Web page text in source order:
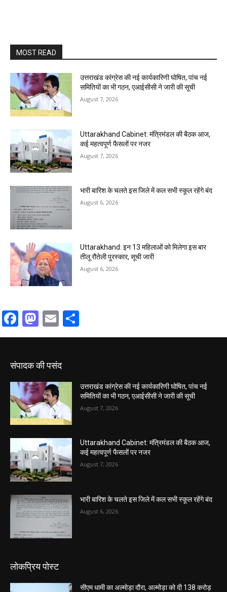
MOST READ
उत्तराखंड कांग्रेस की नई कार्यकारिणी घोषित, पांच नई
समितियों का भी गठन, एआईसीसी ने जारी की सूची
August 7, 2026
Uttarakhand Cabinet: मंत्रिमंडल की बैठक आज,
कई महत्वपूर्ण फैसलों पर नजर
August 7, 2026
भारी बारिश के चलते इस जिले में कल सभी स्कूल रहेंगे बंद
August 6, 2026
Uttarakhand: इन 13 महिलाओं को मिलेगा इस बार
तीलू रौतेली पुरस्कार, सूची जारी
August 6, 2026
Facebook
Mastodon
Email
संपादक की पसंद
उत्तराखंड कांग्रेस की नई कार्यकारिणी घोषित, पांच नई
समितियों का भी गठन, एआईसीसी ने जारी की सूची
August 7, 2026
Uttarakhand Cabinet: मंत्रिमंडल की बैठक आज,
कई महत्वपूर्ण फैसलों पर नजर
August 7, 2026
भारी बारिश के चलते इस जिले में कल सभी स्कूल रहेंगे बंद
August 6, 2026
लोकप्रिय पोस्ट
सीएम धामी का अल्मोड़ा दौरा, अल्मोड़ा को दी 138 करोड़